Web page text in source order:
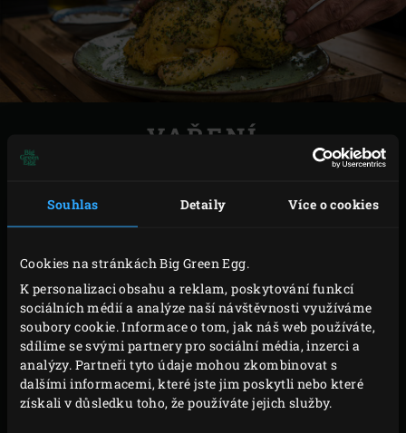
Souhlas Detaily Více o cookies
Cookies na stránkách Big Green Egg.
K personalizaci obsahu a reklam, poskytování funkcí
sociálních médií a analýze naší návštěvnosti využíváme
soubory cookie. Informace o tom, jak náš web používáte,
sdílíme se svými partnery pro sociální média, inzerci a
analýzy. Partneři tyto údaje mohou zkombinovat s
dalšími informacemi, které jste jim poskytli nebo které
získali v důsledku toho, že používáte jejich služby.
VAŘENÍ
sondu teploměru
. Zavřete víko EGG a nastavte
teplotu v jádře masa na 72°C. Mezitím oloupejte a
nakrájejte banánové šalotky pro přípravu omáčky
a dejte je stranou.
Jakmile teplota uvnitř masa dosáhne nastavené
hodnoty, vytáhněte maso z EGG a lehce překryjte
alobalem, aby kůže byla křupavá; nebalte kuře celé.
Postavte poklici od litinového kulatého pekáče na
rošt, nalijte olivový olej a nechte zahřát. Přidejte